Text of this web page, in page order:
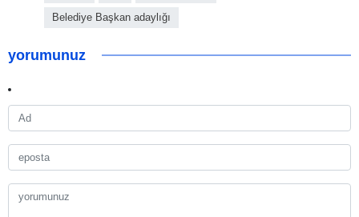
Belediye Başkan adaylığı
yorumunuz